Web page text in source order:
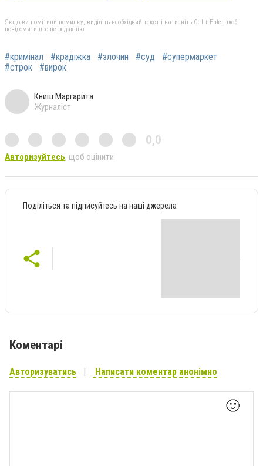
Якщо ви помітили помилку, виділіть необхідний текст і натисніть Ctrl + Enter, щоб
повідомити про це редакцію
#кримінал #крадіжка #злочин #суд
#супермаркет
#строк
#вирок
Книш Маргарита
Журналіст
0,0
Авторизуйтесь, щоб оцінити
Поділіться та підписуйтесь на наші джерела
Коментарі
Авторизуватись Написати коментар анонімно
🙂